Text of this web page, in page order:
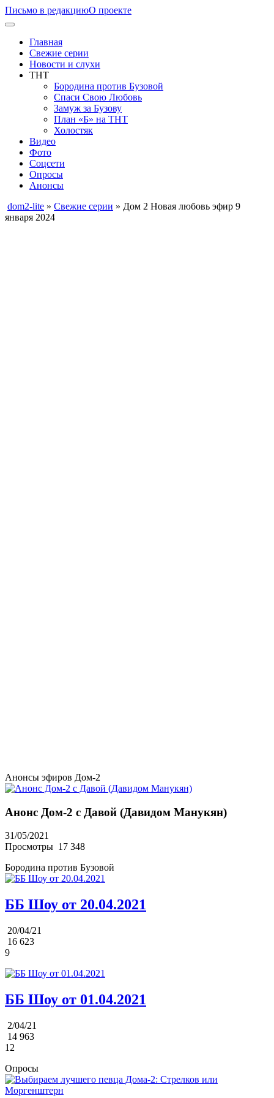
Письмо в редакциюО проекте
Главная
Свежие серии
Новости и слухи
ТНТ
Бородина против Бузовой
Спаси Свою Любовь
Замуж за Бузову
План «Б» на ТНТ
Холостяк
Видео
Фото
Соцсети
Опросы
Анонсы
dom2-lite » Свежие серии » Дом 2 Новая любовь эфир 9
января 2024
Анонсы эфиров Дом-2
Анонс Дом-2 с Давой (Давидом Манукян)
31/05/2021
Просмотры 17 348
Бородина против Бузовой
ББ Шоу от 20.04.2021
20/04/21
16 623
9
ББ Шоу от 01.04.2021
2/04/21
14 963
12
Опросы